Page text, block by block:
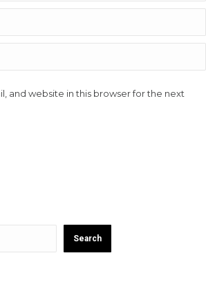
and website in this browser for the next
Search